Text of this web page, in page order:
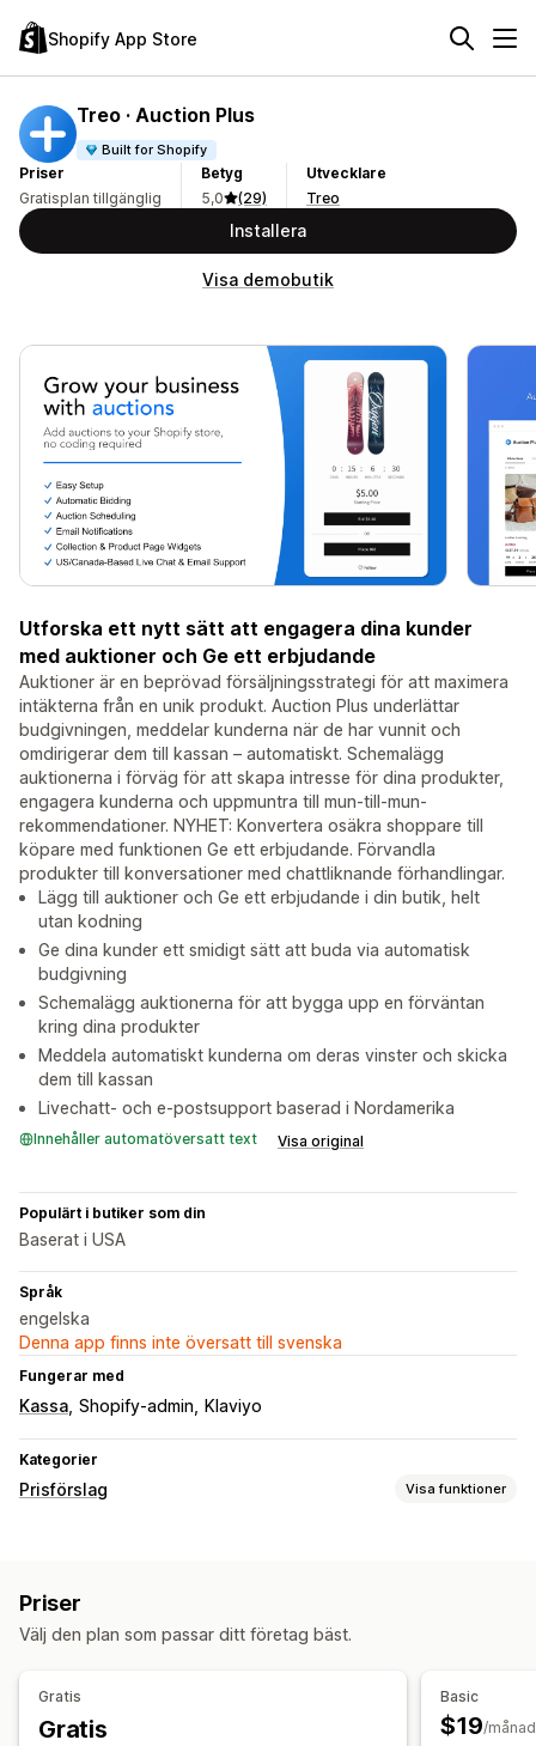
Shopify App Store
Treo · Auction Plus
Built for Shopify
Priser
Gratisplan tillgänglig
Betyg
5,0
(29)
Utvecklare
Treo
Installera
Visa demobutik
Utforska ett nytt sätt att engagera dina kunder
med auktioner och Ge ett erbjudande
Auktioner är en beprövad försäljningsstrategi för att maximera
intäkterna från en unik produkt. Auction Plus underlättar
budgivningen, meddelar kunderna när de har vunnit och
omdirigerar dem till kassan – automatiskt. Schemalägg
auktionerna i förväg för att skapa intresse för dina produkter,
engagera kunderna och uppmuntra till mun-till-mun-
rekommendationer. NYHET: Konvertera osäkra shoppare till
köpare med funktionen Ge ett erbjudande. Förvandla
produkter till konversationer med chattliknande förhandlingar.
Lägg till auktioner och Ge ett erbjudande i din butik, helt
utan kodning
Ge dina kunder ett smidigt sätt att buda via automatisk
budgivning
Schemalägg auktionerna för att bygga upp en förväntan
kring dina produkter
Meddela automatiskt kunderna om deras vinster och skicka
dem till kassan
Livechatt- och e-postsupport baserad i Nordamerika
Innehåller automatöversatt text Visa original
Populärt i butiker som din
Baserat i USA
Språk
engelska
Denna app finns inte översatt till svenska
Fungerar med
Kassa Shopify-admin Klaviyo
Kategorier
Prisförslag Visa funktioner
Automatiskt godkännande
Anpassade regler
Priser
Välj den plan som passar ditt företag bäst.
Gratis
Gratis
Basic
$19/månad